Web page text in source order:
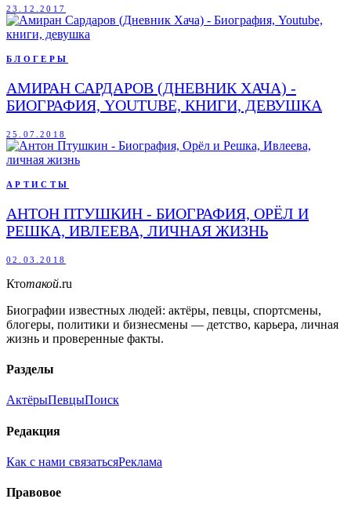
23.12.2017
БЛОГЕРЫ
АМИРАН САРДАРОВ (ДНЕВНИК ХАЧА) -
БИОГРАФИЯ, YOUTUBE, КНИГИ, ДЕВУШКА
25.07.2018
АРТИСТЫ
АНТОН ПТУШКИН - БИОГРАФИЯ, ОРЁЛ И
РЕШКА, ИВЛЕЕВА, ЛИЧНАЯ ЖИЗНЬ
02.03.2018
Ктотакой.ru
Биографии известных людей: актёры, певцы, спортсмены,
блогеры, политики и бизнесмены — детство, карьера, личная
жизнь и проверенные факты.
Разделы
АктёрыПевцыПоиск
Редакция
Как с нами связатьсяРеклама
Правовое